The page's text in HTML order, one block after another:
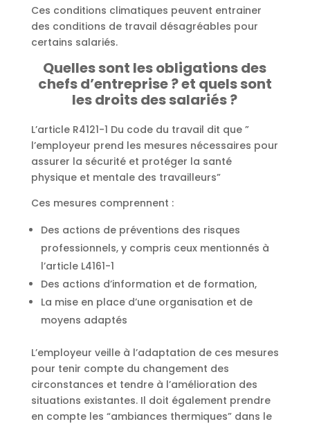
Ces conditions climatiques peuvent entrainer
des conditions de travail désagréables pour
certains salariés.
Quelles sont les obligations des
chefs d’entreprise ? et quels sont
les droits des salariés ?
L’article R4121-1 Du code du travail dit que ”
l’employeur prend les mesures nécessaires pour
assurer la sécurité et protéger la santé
physique et mentale des travailleurs”
Ces mesures comprennent :
Des actions de préventions des risques
professionnels, y compris ceux mentionnés à
l’article L4161-1
Des actions d’information et de formation,
La mise en place d’une organisation et de
moyens adaptés
L’employeur veille à l’adaptation de ces mesures
pour tenir compte du changement des
circonstances et tendre à l’amélioration des
situations existantes. Il doit également prendre
en compte les “ambiances thermiques” dans le